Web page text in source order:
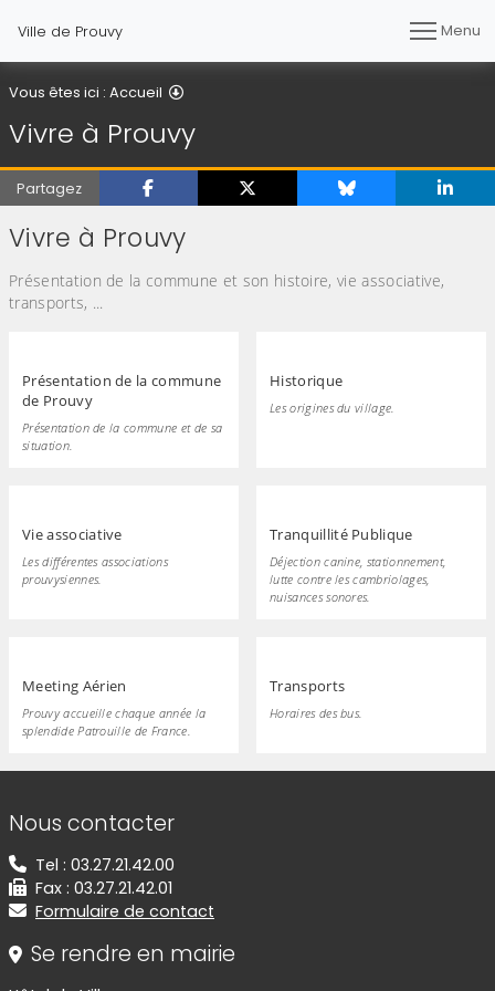
Ville de Prouvy Menu
Vous êtes ici : Accueil
Vivre à Prouvy
Partagez
Vivre à Prouvy
Présentation de la commune et son histoire, vie associative,
transports, ...
Présentation de la commune
de Prouvy
Présentation de la commune et de sa
situation.
Historique
Les origines du village.
Vie associative
Les différentes associations
prouvysiennes.
Tranquillité Publique
Déjection canine, stationnement,
lutte contre les cambriolages,
nuisances sonores.
Meeting Aérien
Prouvy accueille chaque année la
splendide Patrouille de France.
Transports
Horaires des bus.
Informations de contact
Nous contacter
Tel : 03.27.21.42.00
Fax : 03.27.21.42.01
Formulaire de contact
Se rendre en mairie